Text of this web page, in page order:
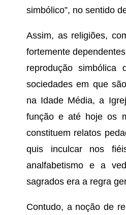
simbólico”, no sentido
Assim, as religiões,
fortemente
reprodução
sociedades em que
na Idade Média, a
função e até hoje os
constituem relatos
quis inculcar nos
analfabetismo e a
sagrados era a regra
Contudo, a noção de